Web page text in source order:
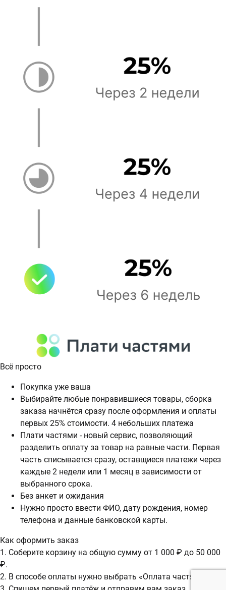
Всё просто
Покупка уже ваша
Выбирайте любые понравившиеся товары, сборка
заказа начнётся сразу после оформления и оплаты
первых 25% стоимости. 4 небольших платежа
Плати частями - новый сервис, позволяющий
разделить оплату за товар на равные части. Первая
часть списывается сразу, оставщиеся платежи через
каждые 2 недели или 1 месяц в зависимости от
выбранного срока.
Без анкет и ожидания
Нужно просто ввести ФИО, дату рождения, номер
телефона и данные банковской карты.
Как оформить заказ
1. Соберите корзину на общую сумму от 1 000 ₽ до 50 000
₽.
2. В способе оплаты нужно выбрать «Оплата частями».